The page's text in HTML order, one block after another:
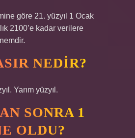
göre 21. yüzyıl 1 Ocak
2100’e kadar verilere
NEDIR?
Yarım yüzyıl.
SONRA 1
OLDU?